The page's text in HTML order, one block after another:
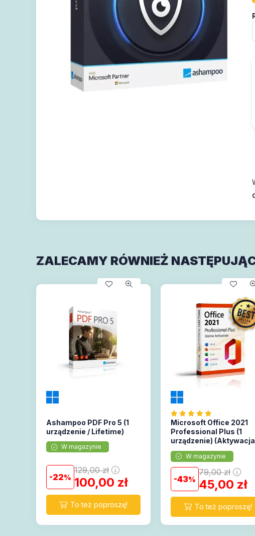
ZALECAMY RÓWNIEŻ
Ashampoo PDF Pro 5 (1
urządzenie / Lifetime)
W magazynie
22
129,00zł
100,00 zł
Microsoft Office 2021
Professional Plus (1
urządzenie) (Aktywacja
online)
W magazynie
43
79,00zł
45,00 zł